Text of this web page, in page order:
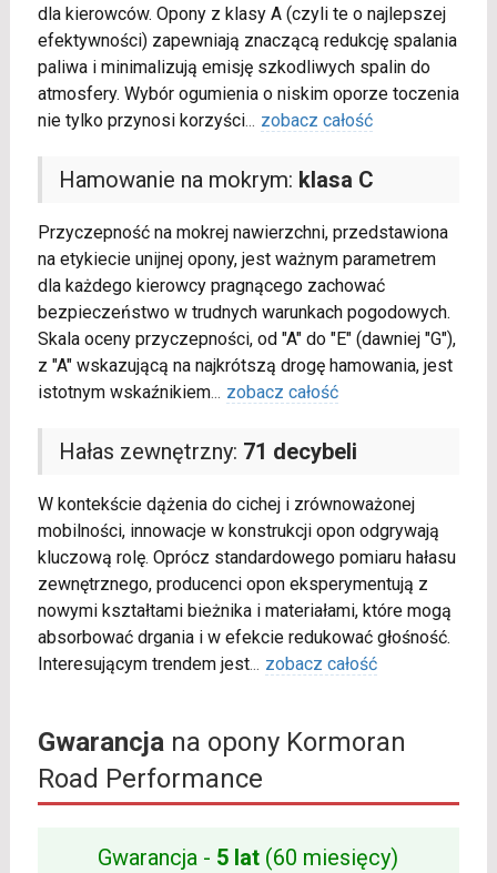
dla kierowców. Opony z klasy A (czyli te o najlepszej
efektywności) zapewniają znaczącą redukcję spalania
paliwa i minimalizują emisję szkodliwych spalin do
atmosfery. Wybór ogumienia o niskim oporze toczenia
nie tylko przynosi korzyści... zobacz całość
Hamowanie na mokrym: klasa C
Przyczepność na mokrej nawierzchni, przedstawiona
na etykiecie unijnej opony, jest ważnym parametrem
dla każdego kierowcy pragnącego zachować
bezpieczeństwo w trudnych warunkach pogodowych.
Skala oceny przyczepności, od "A" do "E" (dawniej "G"),
z "A" wskazującą na najkrótszą drogę hamowania, jest
istotnym wskaźnikiem... zobacz całość
Hałas zewnętrzny: 71 decybeli
W kontekście dążenia do cichej i zrównoważonej
mobilności, innowacje w konstrukcji opon odgrywają
kluczową rolę. Oprócz standardowego pomiaru hałasu
zewnętrznego, producenci opon eksperymentują z
nowymi kształtami bieżnika i materiałami, które mogą
absorbować drgania i w efekcie redukować głośność.
Interesującym trendem jest... zobacz całość
Gwarancjana opony Kormoran
Road Performance
Gwarancja - 5 lat (60 miesięcy)